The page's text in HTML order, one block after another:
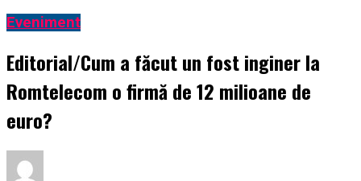
Eveniment
Editorial/Cum a făcut un fost inginer la
Romtelecom o firmă de 12 milioane de
euro?